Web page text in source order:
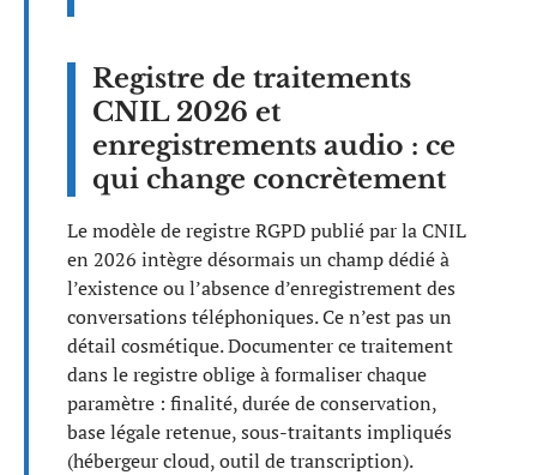
Registre de traitements
CNIL 2026 et
enregistrements audio : ce
qui change concrètement
Le modèle de registre RGPD publié par la CNIL
en 2026 intègre désormais un champ dédié à
l’existence ou l’absence d’enregistrement des
conversations téléphoniques. Ce n’est pas un
détail cosmétique. Documenter ce traitement
dans le registre oblige à formaliser chaque
paramètre : finalité, durée de conservation,
base légale retenue, sous-traitants impliqués
(hébergeur cloud, outil de transcription).